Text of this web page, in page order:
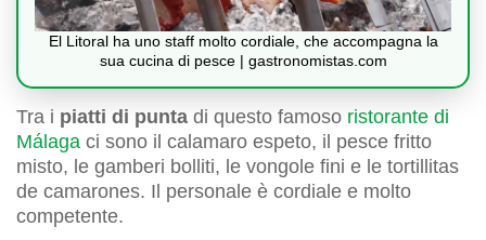
El Litoral ha uno staff molto cordiale, che accompagna la
sua cucina di pesce | gastronomistas.com
Tra i piatti di punta di questo famoso ristorante di
Málaga ci sono il calamaro espeto, il pesce fritto
misto, le gamberi bolliti, le vongole fini e le tortillitas
de camarones. Il personale è cordiale e molto
competente.